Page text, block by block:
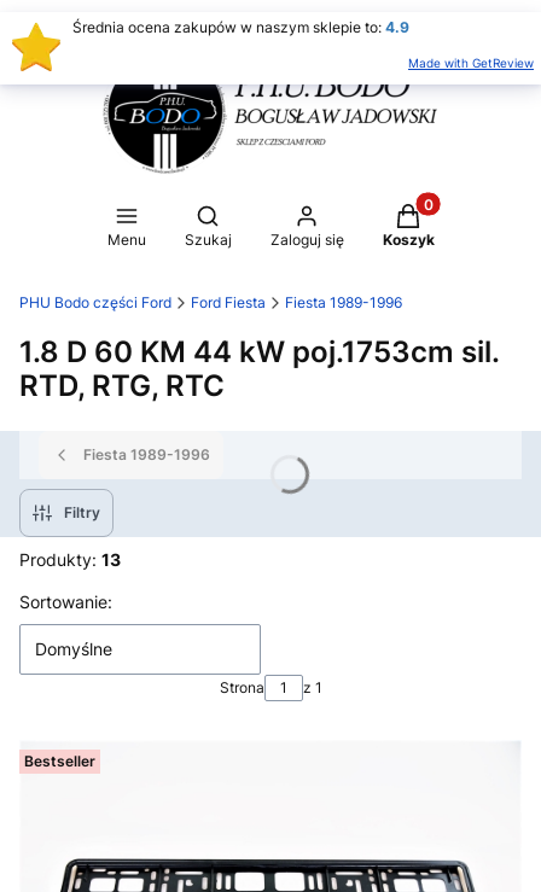
Menu
Otwórz wyszukiwarkę
Szukaj Zaloguj się
Produkty w
Koszyk
PHU Bodo części Ford Ford Fiesta Fiesta 1989-1996
1.8 D 60 KM 44 kW poj.1753cm sil.
RTD, RTG, RTC
Fiesta 1989-1996
Filtry
Produkty: 13
Lista produktów
Sortowanie:
Domyślne
Strona z 1
Bestseller
Średnia ocena zakupów w naszym sklepie to: 4.9
Made with GetReview